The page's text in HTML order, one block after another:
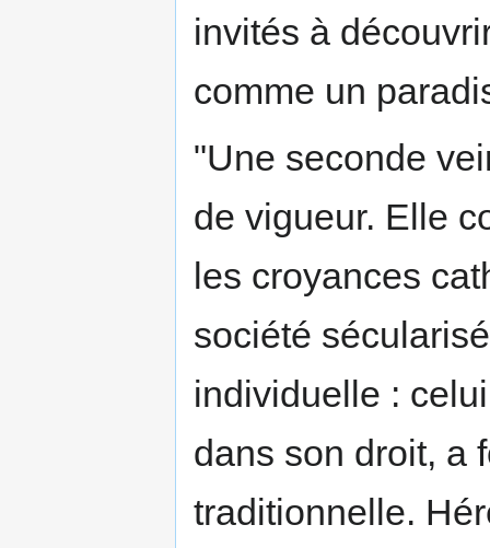
invités à
comme un
"Une seconde
de vigueur. Elle
les croyances
société
individuelle :
dans son droit, a
traditionnelle.